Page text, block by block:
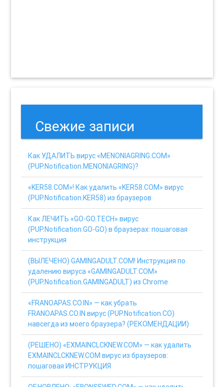
Свежие записи
Как УДАЛИТЬ вирус «MENONIAGRING.COM»
(PUP.Notification.MENONIAGRING)?
«KER58.COM»! Как удалить «KER58.COM» вирус
(PUP.Notification.KER58) из браузеров
Как ЛЕЧИТЬ «GO-GO.TECH» вирус
(PUP.Notification.GO-GO) в браузерах: пошаговая
инструкция
(ВЫЛЕЧЕНО) GAMINGADULT.COM! Инструкция по
удалению вируса «GAMINGADULT.COM»
(PUP.Notification.GAMINGADULT) из Chrome
«FRANOAPAS.CO.IN» — как убрать
FRANOAPAS.CO.IN вирус (PUP.Notification.CO)
навсегда из моего браузера? (РЕКОМЕНДАЦИИ)
(РЕШЕНО) «EXMAINCLCKNEW.COM» — как удалить
EXMAINCLCKNEW.COM вирус из браузеров:
пошаговая ИНСТРУКЦИЯ